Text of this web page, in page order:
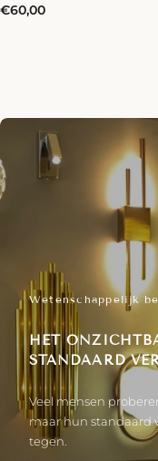
Normale
€60,00
Wetenschappelijk
HET
STANDAARD
Veel mensen
maar hun standaard
tegen.